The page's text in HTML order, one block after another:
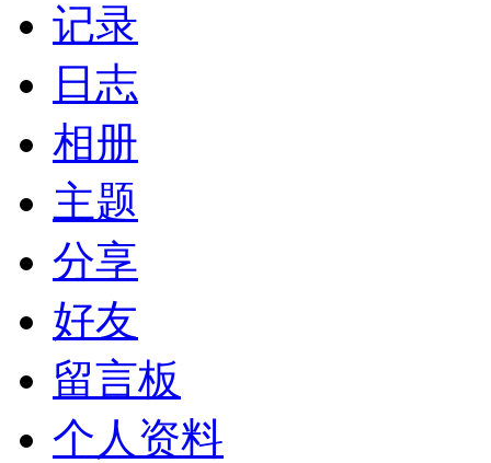
记录
日志
相册
主题
分享
好友
留言板
个人资料